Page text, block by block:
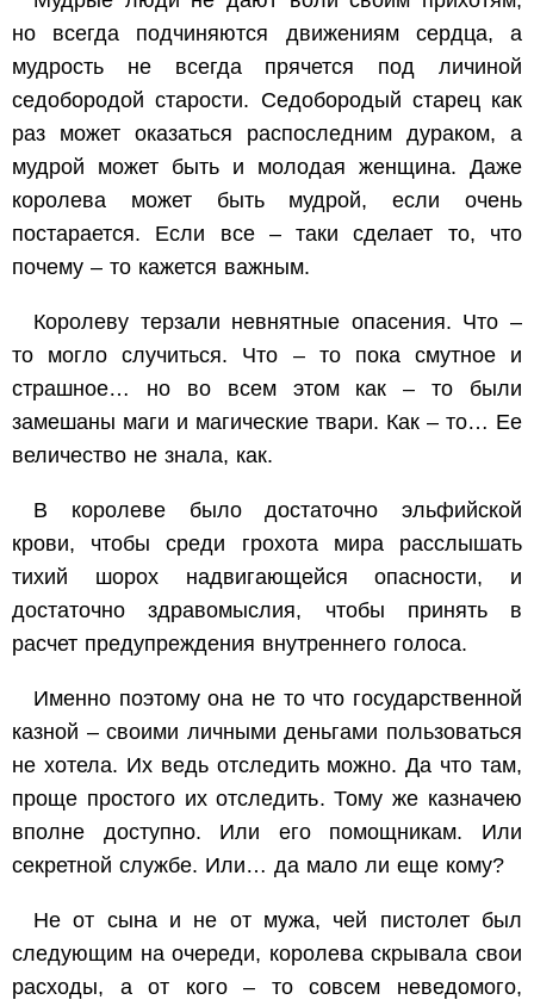
но всегда подчиняются движениям сердца, а
мудрость не всегда прячется под личиной
седобородой старости. Седобородый старец как
раз может оказаться распоследним дураком, а
мудрой может быть и молодая женщина. Даже
королева может быть мудрой, если очень
постарается. Если все – таки сделает то, что
почему – то кажется важным.
Королеву терзали невнятные опасения. Что –
то могло случиться. Что – то пока смутное и
страшное… но во всем этом как – то были
замешаны маги и магические твари. Как – то… Ее
величество не знала, как.
В королеве было достаточно эльфийской
крови, чтобы среди грохота мира расслышать
тихий шорох надвигающейся опасности, и
достаточно здравомыслия, чтобы принять в
расчет предупреждения внутреннего голоса.
Именно поэтому она не то что государственной
казной – своими личными деньгами пользоваться
не хотела. Их ведь отследить можно. Да что там,
проще простого их отследить. Тому же казначею
вполне доступно. Или его помощникам. Или
секретной службе. Или… да мало ли еще кому?
Не от сына и не от мужа, чей пистолет был
следующим на очереди, королева скрывала свои
расходы, а от кого – то совсем неведомого,